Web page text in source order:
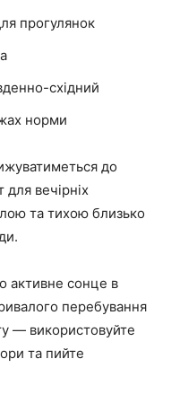
прогулянок
східний
норми
до
вечірніх
та тихою близько
активне сонце в
перебування
— використовуйте
та пийте